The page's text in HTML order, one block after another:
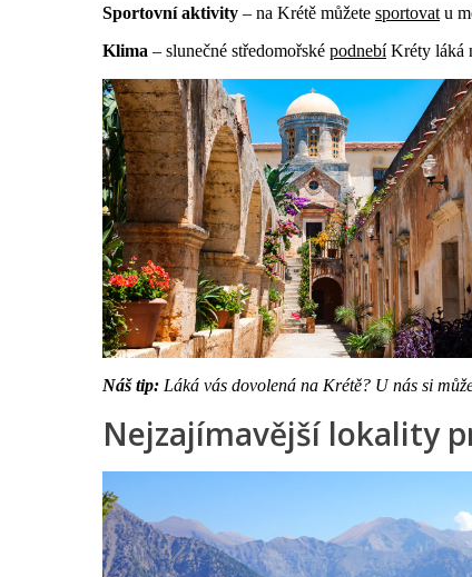
Sportovní aktivity – na Krétě můžete sportovat u
Klima – slunečné středomořské podnebíKréty láká
Náš tip: Láká vás dovolená na Krétě? U nás si
Nejzajímavější lokality